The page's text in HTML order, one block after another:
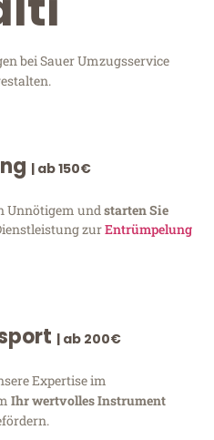
bei Sauer Umzugsservice
| ab 150€
Unnötigem und starten Sie
zurEntrümpelung
| ab 200€
Expertise im
Ihr wertvolles Instrument